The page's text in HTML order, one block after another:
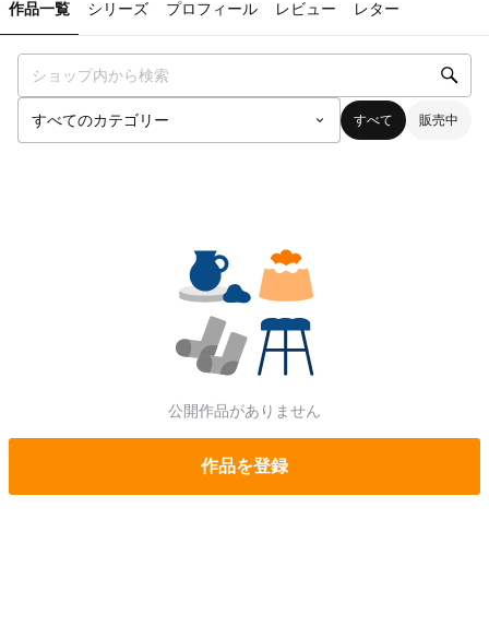
作品一覧 シリーズ プロフィール レビュー レター
すべて 販売中
公開作品がありません
作品を登録